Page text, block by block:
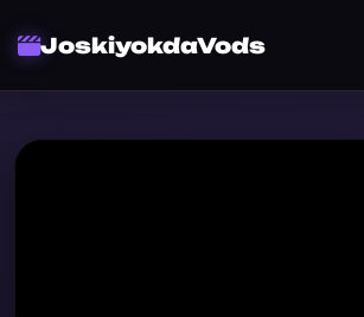
JoskiyokdaVods